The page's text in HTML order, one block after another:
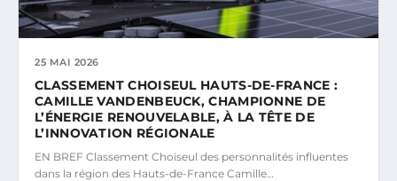
25 MAI 2026
CLASSEMENT CHOISEUL HAUTS-DE-FRANCE :
CAMILLE VANDENBEUCK, CHAMPIONNE DE
L’ÉNERGIE RENOUVELABLE, À LA TÊTE DE
L’INNOVATION RÉGIONALE
EN BREF Classement Choiseul des personnalités influentes
dans la région des Hauts-de-France Camille…